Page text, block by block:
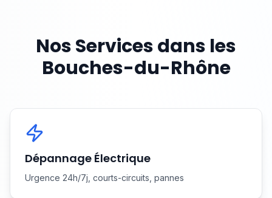
Nos Services dans les
Bouches-du-Rhône
Dépannage Électrique
Urgence 24h/7j, courts-circuits, pannes